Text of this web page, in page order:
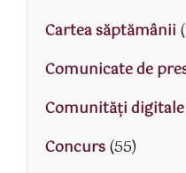
Cartea săptămânii
Comunicate de
Comunități digitale
Concurs(55)